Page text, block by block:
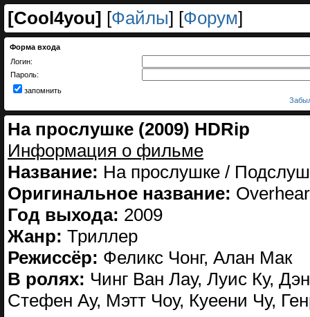
[Cool4you] [Файлы] [Форум]
Форма входа
Логин:
Пароль:
запомнить
На прослушке (2009) HDRip
Информация о фильме
Название: На прослушке /
Оригинальное название:
Год выхода: 2009
Жанр: Триллер
Режиссёр: Феликс Чонг, Алан Мак
В ролях: Чинг Ван Лау, Луис Ку,
Стефен Ау, Мэтт Чоу, Куеени Чу,